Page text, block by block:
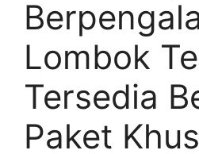
Lombok
Tersedia
Paket